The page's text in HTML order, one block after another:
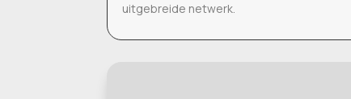
uitgebreide netwerk.